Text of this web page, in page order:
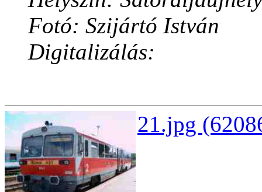
Fotó: Szijártó István
Digitalizálás:
21.jpg